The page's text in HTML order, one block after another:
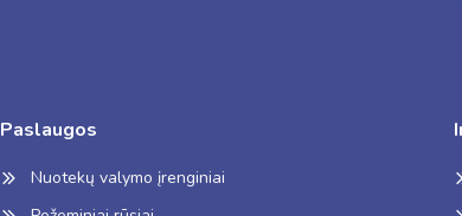
Paslaugos
Nuotekų valymo įrenginiai